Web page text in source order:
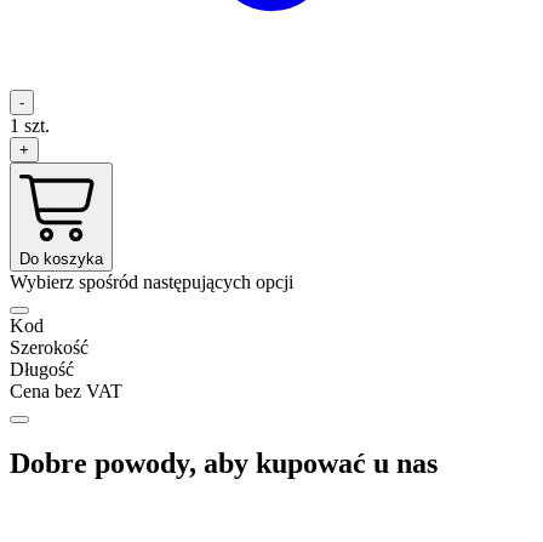
-
1 szt.
+
Do koszyka
Wybierz spośród następujących opcji
Kod
Szerokość
Długość
Cena bez VAT
Dobre powody, aby kupować u nas